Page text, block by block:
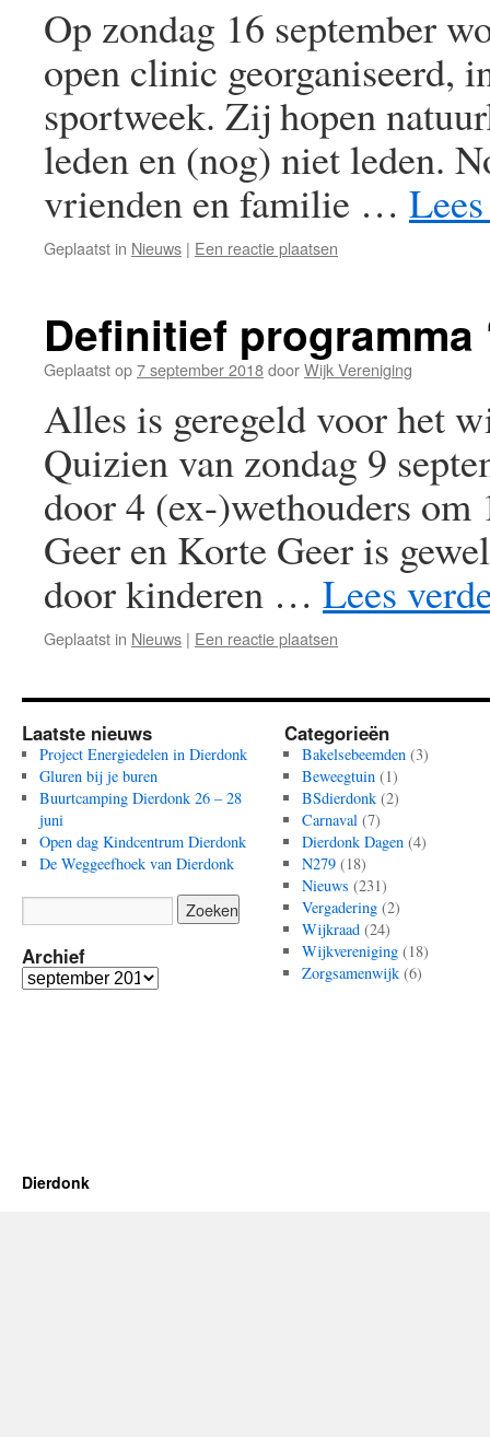
Op zondag 16 september
open clinic georganiseerd,
sportweek. Zij hopen
leden en (nog) niet leden.
vrienden en familie …
Geplaatst in Nieuws | Een reactie plaatsen
Definitief programma
Geplaatst op7 september 2018doorWijk Vereniging
Alles is geregeld voor het
Quizien van zondag 9
door 4 (ex-)wethouders
Geer en Korte Geer is
door kinderen … Lees
Geplaatst in Nieuws | Een reactie plaatsen
Laatste nieuws
Project Energiedelen in Dierdonk
Gluren bij je buren
Buurtcamping Dierdonk 26 – 28
juni
Open dag Kindcentrum Dierdonk
De Weggeefhoek van Dierdonk
Archief
Archief
Categorieën
Bakelsebeemden(3)
Beweegtuin(1)
BSdierdonk(2)
Carnaval(7)
Dierdonk Dagen(4)
N279(18)
Nieuws (231)
Vergadering(2)
Wijkraad(24)
Wijkvereniging(18)
Zorgsamenwijk(6)
Dierdonk